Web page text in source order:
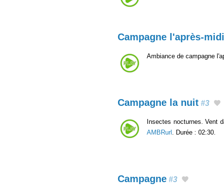
Campagne l'après-midi
Ambiance de campagne
Campagne la nuit #3
Insectes nocturnes. Vent
AMBRurl
. Durée : 02:30.
Campagne #3